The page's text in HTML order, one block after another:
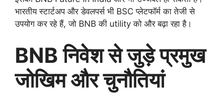
भारतीय स्टार्टअप और डेवलपर्स भी BSC प्लेटफॉर्म का तेजी से
उपयोग कर रहे हैं, जो BNB की utility को और बढ़ा रहा है।
BNB निवेश से जुड़े प्रमुख
जोखिम और चुनौतियां